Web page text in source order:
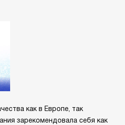
как в Европе, так
зарекомендовала себя как